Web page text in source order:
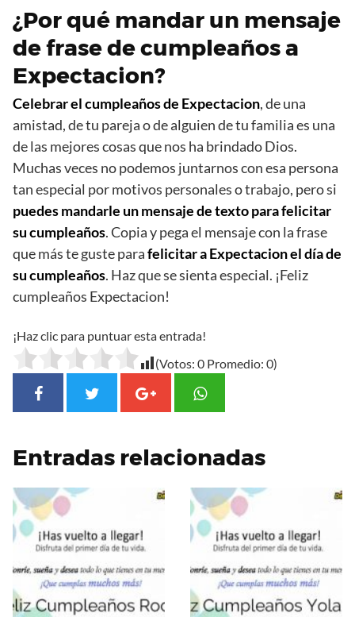
¿Por qué mandar un mensaje
de frase de cumpleaños a
Expectacion?
Celebrar el cumpleaños de Expectacion, de una
amistad, de tu pareja o de alguien de tu familia es una
de las mejores cosas que nos ha brindado Dios.
Muchas veces no podemos juntarnos con esa persona
tan especial por motivos personales o trabajo, pero si
puedes mandarle un mensaje de texto para felicitar
su cumpleaños. Copia y pega el mensaje con la frase
que más te guste parafelicitar a Expectacion el día de
su cumpleaños. Haz que se sienta especial. ¡Feliz
cumpleaños Expectacion!
¡Haz clic para puntuar esta entrada!
(Votos: 0 Promedio: 0)
Entradas relacionadas